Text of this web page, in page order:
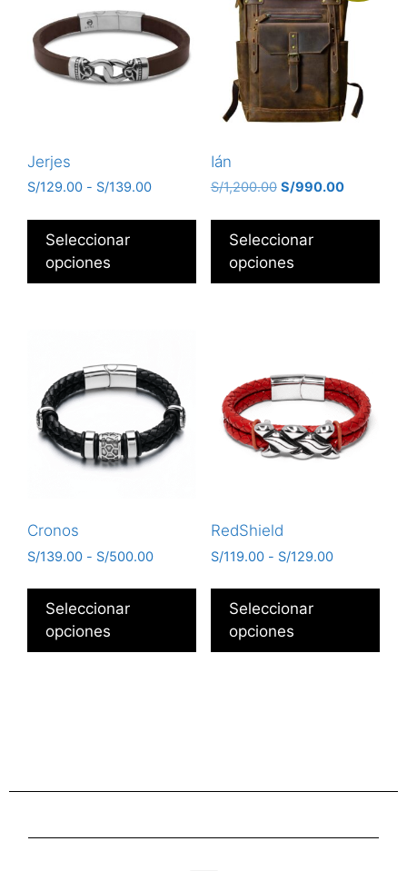
Jerjes
S/129.00 - S/139.00
Seleccionar
opciones
Ián
S/1,200.00 S/990.00
Seleccionar
opciones
Cronos
S/139.00 - S/500.00
Seleccionar
opciones
RedShield
S/119.00 - S/129.00
Seleccionar
opciones